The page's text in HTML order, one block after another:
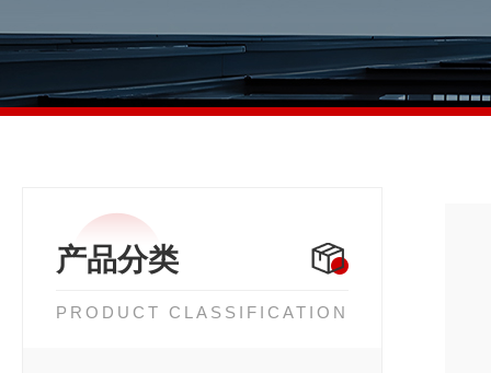
产品分类
PRODUCT CLASSIFICATION